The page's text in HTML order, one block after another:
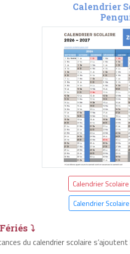
Calendrier
Calendrier Scolaire
Calendrier Scolaire
⤵
du calendrier scolaire